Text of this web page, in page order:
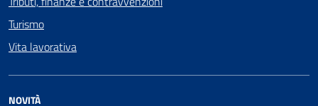
Turismo
Vita lavorativa
NOVITÀ